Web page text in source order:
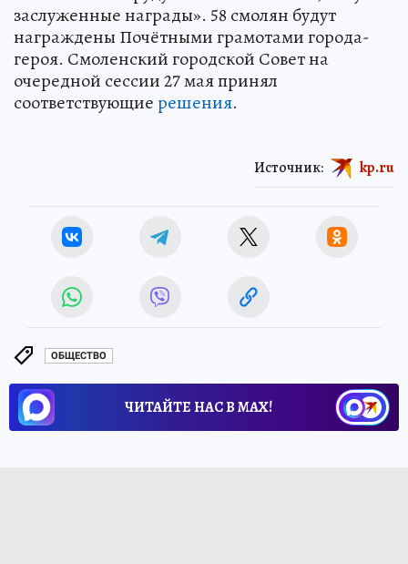
заслуженные награды». 58 смолян будут
награждены Почётными грамотами города-
героя. Смоленский городской Совет на
очередной сессии 27 мая принял
соответствующиерешения.
Источник: kp.ru
ОБЩЕСТВО
ЧИТАЙТЕ НАС В МАХ!